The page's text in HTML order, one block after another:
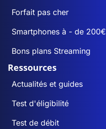
Forfait pas cher
Smartphones à - de 200€
Bons plans Streaming
Ressources
Actualités et guides
Test d'éligibilité
Test de débit